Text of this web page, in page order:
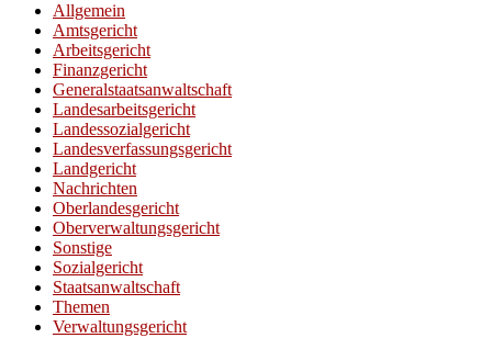
Allgemein
Amtsgericht
Arbeitsgericht
Finanzgericht
Generalstaatsanwaltschaft
Landesarbeitsgericht
Landessozialgericht
Landesverfassungsgericht
Landgericht
Nachrichten
Oberlandesgericht
Oberverwaltungsgericht
Sonstige
Sozialgericht
Staatsanwaltschaft
Themen
Verwaltungsgericht